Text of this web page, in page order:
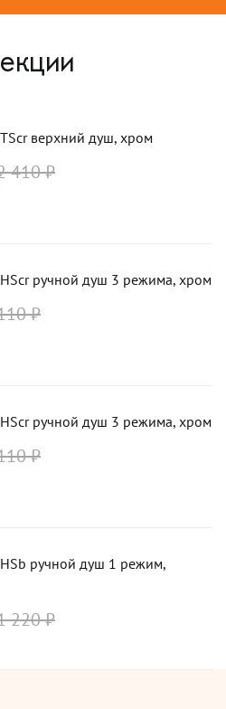
верхний душ, хром
410 ₽
ручной душ 3 режима, хром
₽
ручной душ 3 режима, хром
₽
ручной душ 1 режим,
220 ₽